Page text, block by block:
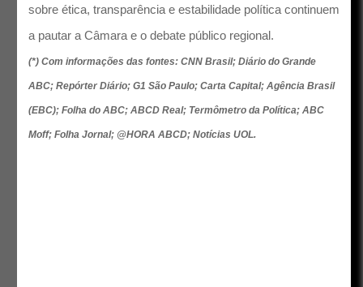
sobre ética, transparência e estabilidade política continuem
a pautar a Câmara e o debate público regional.
(*) Com informações das fontes: CNN Brasil; Diário do Grande
ABC; Repórter Diário; G1 São Paulo; Carta Capital; Agência Brasil
(EBC); Folha do ABC; ABCD Real; Termômetro da Política; ABC
Moff; Folha Jornal; @HORA ABCD; Notícias UOL.